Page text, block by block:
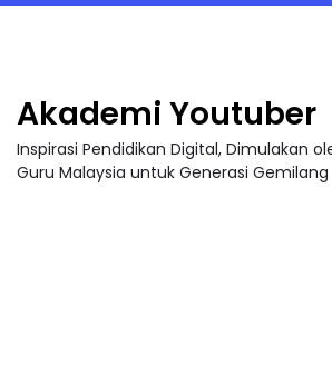
Akademi Youtuber
Inspirasi Pendidikan Digital, Dimulakan
Guru Malaysia untuk Generasi Gemilang